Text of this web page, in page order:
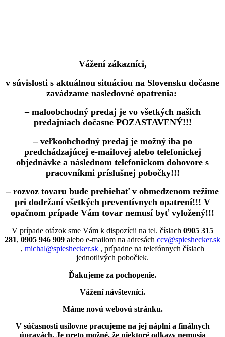
Vážení zákazníci,
v súvislosti s aktuálnou situáciou na Slovensku dočasne
zavádzame nasledovné opatrenia:
– maloobchodný predaj je vo všetkých našich
predajniach dočasne POZASTAVENÝ!!!
– veľkoobchodný predaj je možný iba po
predchádzajúcej e-mailovej alebo telefonickej
objednávke a následnom telefonickom dohovore s
pracovníkmi príslušnej pobočky!!!
– rozvoz tovaru bude prebiehať v obmedzenom režime
pri dodržaní všetkých preventívnych opatrení!!! V
opačnom prípade Vám tovar nemusí byť vyložený!!!
V prípade otázok sme Vám k dispozícii na tel. číslach 0905 315
281, 0905 946 909 alebo e-mailom na adresách ccv@spieshecker.sk
, michal@spieshecker.sk , prípadne na telefónnych číslach
jednotlivých pobočiek.
Ďakujeme za pochopenie.
Vážení návštevníci.
Máme novú webovú stránku.
V súčasnosti usilovne pracujeme na jej náplni a finálnych